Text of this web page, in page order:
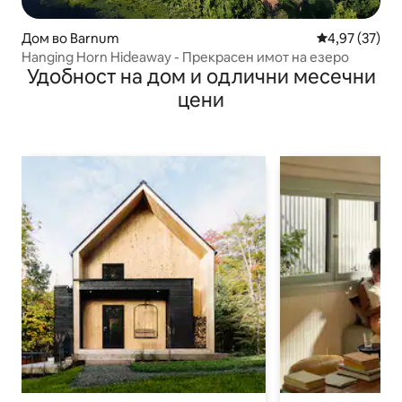
Дом во Barnum Просечна
4,97 (37)
Hanging Horn Hideaway - Прекрасен имот на езеро
Удобност на дом и одлични месечни
цени